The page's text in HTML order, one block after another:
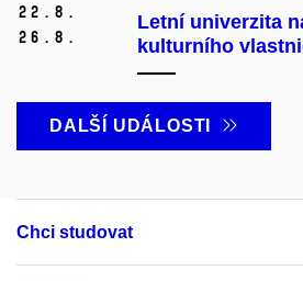
22. 8.
26. 8.
Letní univerzita
kulturního
DALŠÍ UDÁLOSTI
Chci studovat